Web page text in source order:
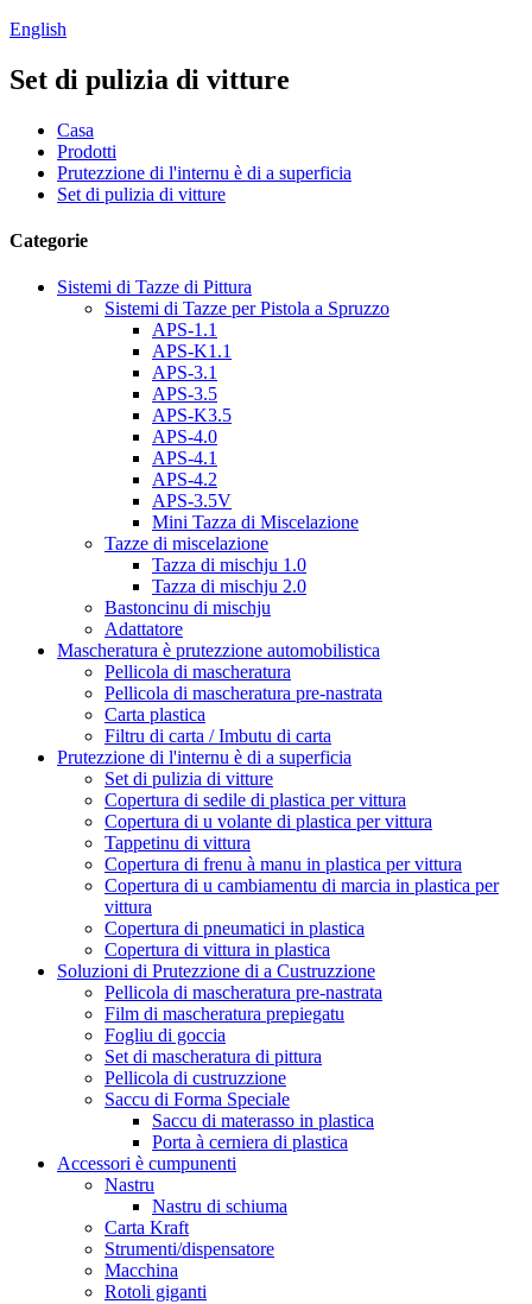
English
Set di pulizia di vitture
Casa
Prodotti
Prutezzione di l'internu è di a superficia
Set di pulizia di vitture
Categorie
Sistemi di Tazze di Pittura
Sistemi di Tazze per Pistola a Spruzzo
APS-1.1
APS-K1.1
APS-3.1
APS-3.5
APS-K3.5
APS-4.0
APS-4.1
APS-4.2
APS-3.5V
Mini Tazza di Miscelazione
Tazze di miscelazione
Tazza di mischju 1.0
Tazza di mischju 2.0
Bastoncinu di mischju
Adattatore
Mascheratura è prutezzione automobilistica
Pellicola di mascheratura
Pellicola di mascheratura pre-nastrata
Carta plastica
Filtru di carta / Imbutu di carta
Prutezzione di l'internu è di a superficia
Set di pulizia di vitture
Copertura di sedile di plastica per vittura
Copertura di u volante di plastica per vittura
Tappetinu di vittura
Copertura di frenu à manu in plastica per vittura
Copertura di u cambiamentu di marcia in plastica per
vittura
Copertura di pneumatici in plastica
Copertura di vittura in plastica
Soluzioni di Prutezzione di a Custruzzione
Pellicola di mascheratura pre-nastrata
Film di mascheratura prepiegatu
Fogliu di goccia
Set di mascheratura di pittura
Pellicola di custruzzione
Saccu di Forma Speciale
Saccu di materasso in plastica
Porta à cerniera di plastica
Accessori è cumpunenti
Nastru
Nastru di schiuma
Carta Kraft
Strumenti/dispensatore
Macchina
Rotoli giganti